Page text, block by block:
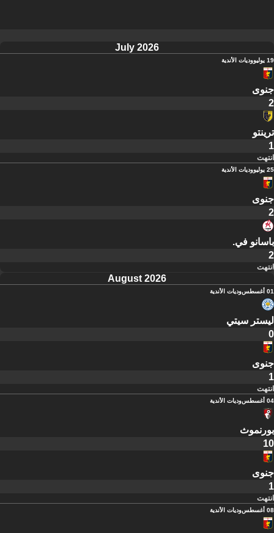
July 2026
19 يوليو وديات الأندية
جنوى
2
ترينتو
1
انتهت
25 يوليو وديات الأندية
جنوى
2
باسانو في.
2
انتهت
August 2026
01 أغسطس وديات الأندية
ليستر سيتي
0
جنوى
1
انتهت
04 أغسطس وديات الأندية
بورنموث
10
جنوى
1
انتهت
08 أغسطس وديات الأندية